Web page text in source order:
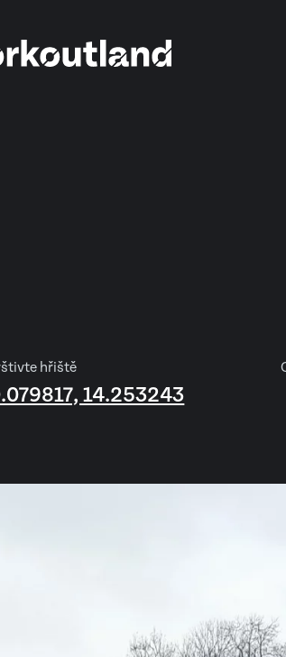
hřiště
14.253243